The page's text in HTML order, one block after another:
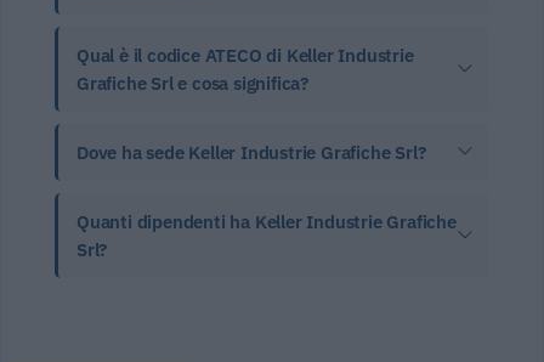
Qual è il codice ATECO di Keller Industrie
Grafiche Srl e cosa significa?
Dove ha sede Keller Industrie Grafiche Srl?
Quanti dipendenti ha Keller Industrie Grafiche
Srl?